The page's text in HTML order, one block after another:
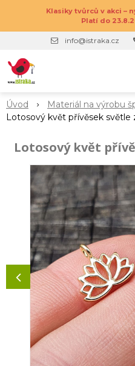
Klasiky tvůrců v akci –
Platí do
info@istraka.cz
Úvod Materiál na výrobu
Lotosový květ přívěsek světle
Lotosový květ